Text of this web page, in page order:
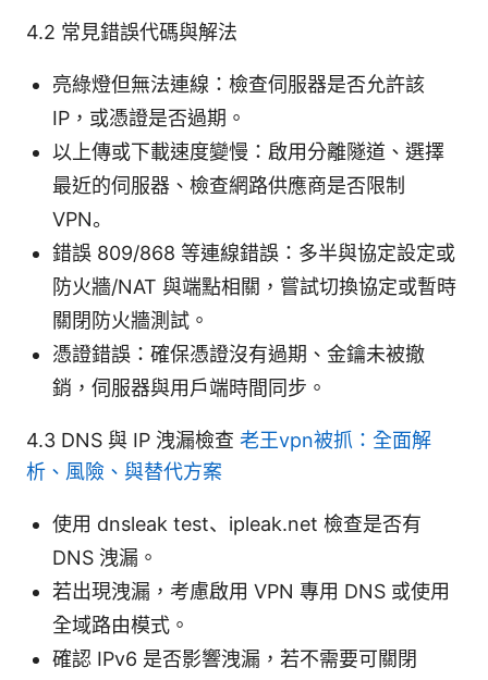
4.2 常見錯誤代碼與解法
亮綠燈但無法連線：檢查伺服器是否允許該
IP，或憑證是否過期。
以上傳或下載速度變慢：啟用分離隧道、選擇
最近的伺服器、檢查網路供應商是否限制
VPN。
錯誤 809/868 等連線錯誤：多半與協定設定或
防火牆/NAT 與端點相關，嘗試切換協定或暫時
關閉防火牆測試。
憑證錯誤：確保憑證沒有過期、金鑰未被撤
銷，伺服器與用戶端時間同步。
4.3 DNS 與 IP 洩漏檢查 老王vpn被抓：全面解
析、風險、與替代方案
使用 dnsleak test、ipleak.net 檢查是否有
DNS 洩漏。
若出現洩漏，考慮啟用 VPN 專用 DNS 或使用
全域路由模式。
確認 IPv6 是否影響洩漏，若不需要可關閉